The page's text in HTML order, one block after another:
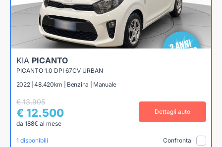
KIA PICANTO
PICANTO 1.0 DPI 67CV URBAN
2022 | 48.420km | Benzina | Manuale
€ 13.905
€ 12.500
da 188€ al mese
Dettagli auto
1 disponibili Confronta